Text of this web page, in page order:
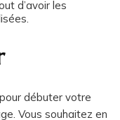
d’avoir les
débuter votre
Vous souhaitez en